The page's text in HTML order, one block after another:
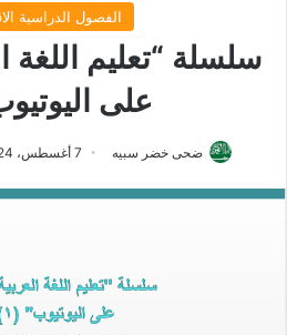
الفصول الدراسية
سلسلة “تعليم اللغة
على
ضحى خضر سبيه 7 أغسطس، 2024